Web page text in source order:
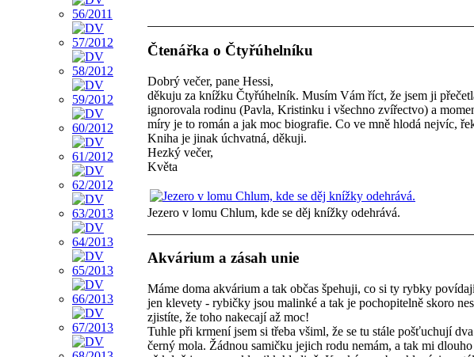
Čtenářka o Čtyřúhelníku
Dobrý večer, pane Hessi,
děkuju za knížku Čtyřúhelník. Musím Vám říct, že jsem ji
ignorovala rodinu (Pavla, Kristinku i všechno zvířectvo) a
míry je to román a jak moc biografie. Co ve mně hlodá nejvíc,
Kniha je jinak úchvatná, děkuji.
Hezký večer,
Květa
Jezero v lomu Chlum, kde se děj knížky odehrává.
Akvárium a zásah unie
Máme doma akvárium a tak občas špehuji, co si ty rybky
jen klevety - rybičky jsou malinké a tak je pochopitelně skoro
zjistíte, že toho nakecají až moc!
Tuhle při krmení jsem si třeba všiml, že se tu stále pošťuchují
černý mola. Žádnou samičku jejich rodu nemám, a tak mi